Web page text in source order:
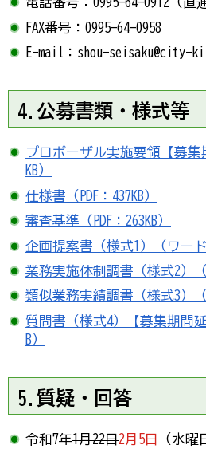
FAX番号：0995-64-0958
E-mail：shou-seisaku@city-
4.公募書類・様式等
プロポーザル実施要領【募集
KB）
仕様書（PDF：437KB）
審査基準（PDF：263KB）
企画提案書（様式1）（ワード
業務実施体制調書（様式2）（
類似業務実績調書（様式3）（
質問書（様式4）【募集期間
B）
5.質疑・回答
令和7年1月22日2月5日
（水